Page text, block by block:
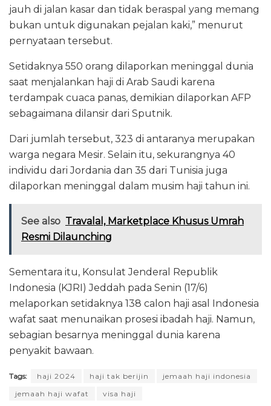
jauh di jalan kasar dan tidak beraspal yang memang
bukan untuk digunakan pejalan kaki,” menurut
pernyataan tersebut.
Setidaknya 550 orang dilaporkan meninggal dunia
saat menjalankan haji di Arab Saudi karena
terdampak cuaca panas, demikian dilaporkan AFP
sebagaimana dilansir dari Sputnik.
Dari jumlah tersebut, 323 di antaranya merupakan
warga negara Mesir. Selain itu, sekurangnya 40
individu dari Jordania dan 35 dari Tunisia juga
dilaporkan meninggal dalam musim haji tahun ini.
See also Travalal, Marketplace Khusus Umrah
Resmi Dilaunching
Sementara itu, Konsulat Jenderal Republik
Indonesia (KJRI) Jeddah pada Senin (17/6)
melaporkan setidaknya 138 calon haji asal Indonesia
wafat saat menunaikan prosesi ibadah haji. Namun,
sebagian besarnya meninggal dunia karena
penyakit bawaan.
Tags: haji 2024 haji tak berijin
jemaah haji indonesia
jemaah haji wafat
visa haji